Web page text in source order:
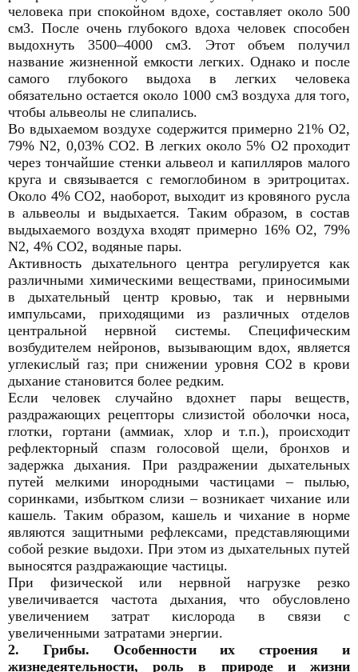
человека при спокойном вдохе, составляет около 500
см3. После очень глубокого вдоха человек способен
выдохнуть 3500–4000 см3. Этот объем получил
название жизненной емкости легких. Однако и после
самого глубокого выдоха в легких человека
обязательно остается около 1000 см3 воздуха для того,
чтобы альвеолы не слипались.
Во вдыхаемом воздухе содержится примерно 21% О2,
79% N2, 0,03% СО2. В легких около 5% О2 проходит
через тончайшие стенки альвеол и капилляров малого
круга и связывается с гемоглобином в эритроцитах.
Около 4% СО2, наоборот, выходит из кровяного русла
в альвеолы и выдыхается. Таким образом, в состав
выдыхаемого воздуха входят примерно 16% О2, 79%
N2, 4% СО2, водяные пары.
Активность дыхательного центра регулируется как
различными химическими веществами, приносимыми
в дыхательный центр кровью, так и нервными
импульсами, приходящими из различных отделов
центральной нервной системы. Специфическим
возбудителем нейронов, вызывающим вдох, является
углекислый газ; при снижении уровня СО2 в крови
дыхание становится более редким.
Если человек случайно вдохнет пары веществ,
раздражающих рецепторы слизистой оболочки носа,
глотки, гортани (аммиак, хлор и т.п.), происходит
рефлекторный спазм голосовой щели, бронхов и
задержка дыхания. При раздражении дыхательных
путей мелкими инородными частицами – пылью,
соринками, избытком слизи – возникает чихание или
кашель. Таким образом, кашель и чихание в норме
являются защитными рефлексами, представляющими
собой резкие выдохи. При этом из дыхательных путей
выносятся раздражающие частицы.
При физической или нервной нагрузке резко
увеличивается частота дыхания, что обусловлено
увеличением затрат кислорода в связи с
увеличенными затратами энергии.
2. Грибы. Особенности их строения и
жизнедеятельности, роль в природе и жизни